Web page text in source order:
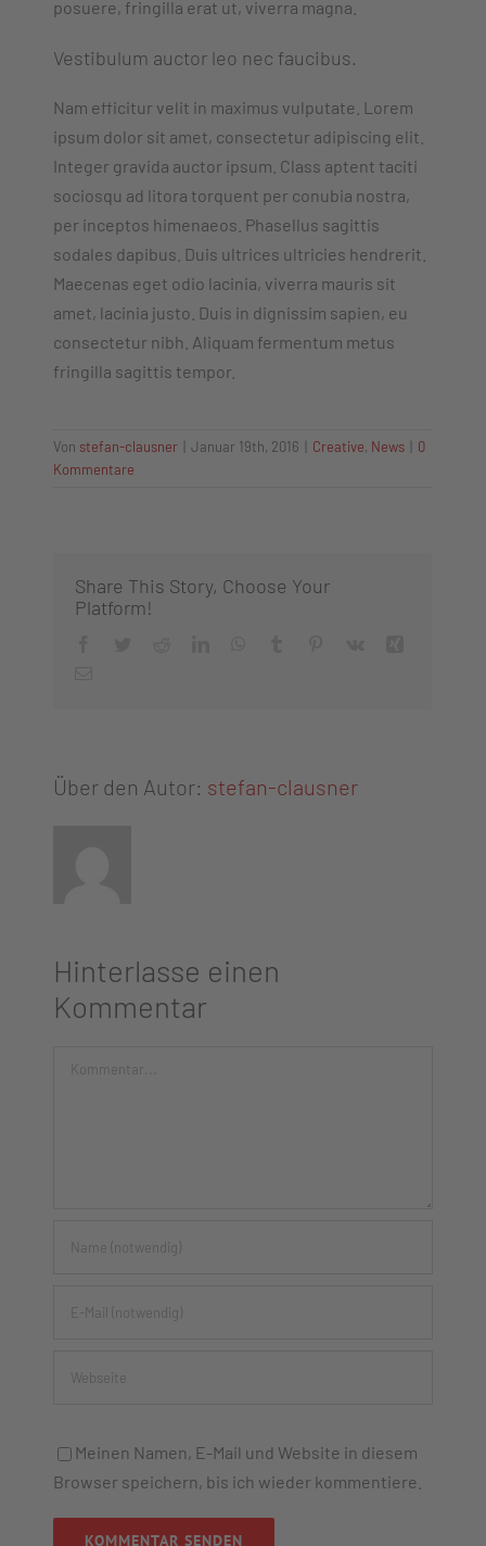
posuere, fringilla erat ut, viverra magna.
Vestibulum auctor leo nec faucibus.
Nam efficitur velit in maximus vulputate. Lorem
ipsum dolor sit amet, consectetur adipiscing elit.
Integer gravida auctor ipsum. Class aptent taciti
sociosqu ad litora torquent per conubia nostra,
per inceptos himenaeos. Phasellus sagittis
sodales dapibus. Duis ultrices ultricies hendrerit.
Maecenas eget odio lacinia, viverra mauris sit
amet, lacinia justo. Duis in dignissim sapien, eu
consectetur nibh. Aliquam fermentum metus
fringilla sagittis tempor.
Von stefan-clausner Januar 19th, 2016 Creative, News
0
Kommentare
Share This Story, Choose Your
Platform!
Über den Autor: stefan-clausner
Hinterlasse einen
Kommentar
Meinen Namen, E-Mail und Website in diesem
Browser speichern, bis ich wieder kommentiere.